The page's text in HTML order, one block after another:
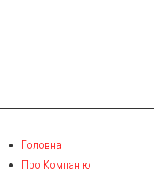
Головна
Про Компанію